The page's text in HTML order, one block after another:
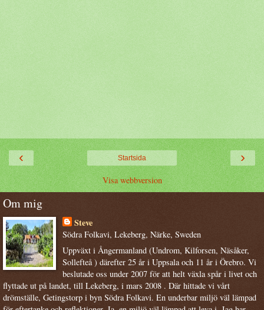
‹ ›
Startsida
Visa webbversion
Om mig
Steve
Södra Folkavi, Lekeberg, Närke, Sweden
Uppväxt i Ångermanland (Undrom, Kilforsen, Näsåker,
Sollefteå ) därefter 25 år i Uppsala och 11 år i Örebro. Vi
beslutade oss under 2007 för att helt växla spår i livet och
flyttade ut på landet, till Lekeberg, i mars 2008 . Där hittade vi vårt
drömställe, Getingstorp i byn Södra Folkavi. En underbar miljö väl lämpad